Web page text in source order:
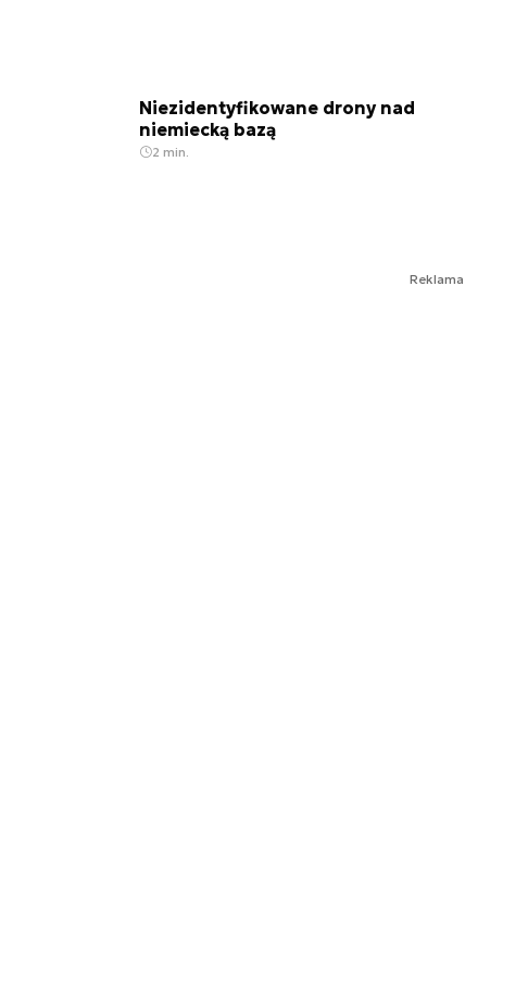
Niezidentyfikowane drony nad
niemiecką bazą
2 min.
Reklama